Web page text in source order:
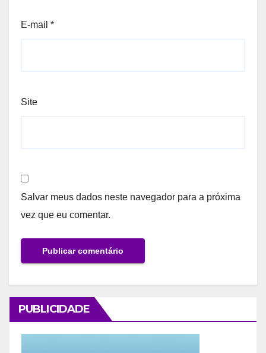
E-mail *
Site
Salvar meus dados neste navegador para a próxima
vez que eu comentar.
PUBLICIDADE